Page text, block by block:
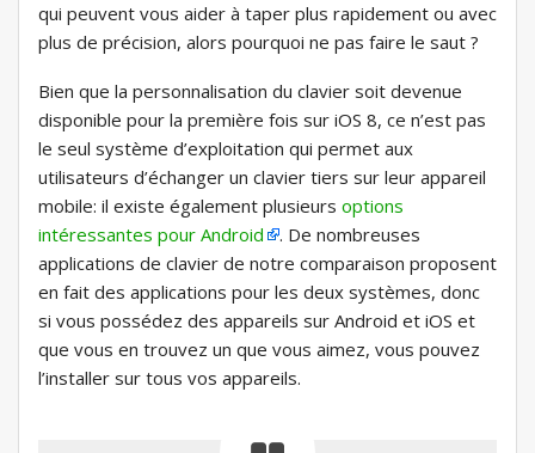
qui peuvent vous aider à taper plus rapidement ou avec
plus de précision, alors pourquoi ne pas faire le saut ?
Bien que la personnalisation du clavier soit devenue
disponible pour la première fois sur iOS 8, ce n’est pas
le seul système d’exploitation qui permet aux
utilisateurs d’échanger un clavier tiers sur leur appareil
mobile: il existe également plusieurs options
intéressantes pour Android
. De nombreuses
applications de clavier de notre comparaison proposent
en fait des applications pour les deux systèmes, donc
si vous possédez des appareils sur Android et iOS et
que vous en trouvez un que vous aimez, vous pouvez
l’installer sur tous vos appareils.